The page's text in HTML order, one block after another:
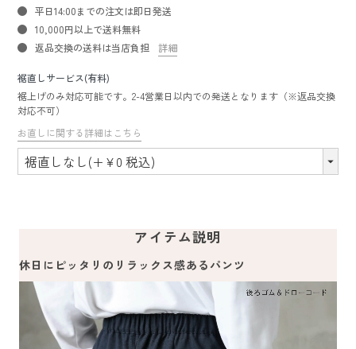
平日14:00までの注文は即日発送
10,000円以上で送料無料
返品交換の送料は当店負担
詳細
裾直しサービス(有料)
裾上げのみ対応可能です。2-4営業日以内での発送となります（※返品交換
対応不可）
お直しに関する詳細はこちら
アイテム説明
休日にピッタリのリラックス感あるパンツ